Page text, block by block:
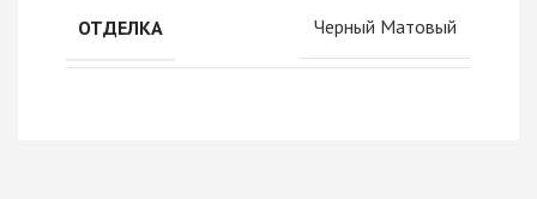
ОТДЕЛКА Черный Матовый